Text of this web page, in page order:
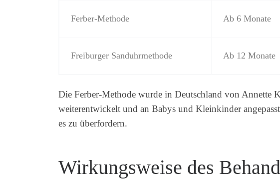
Ferber-Methode Ab 6 Monate
Freiburger Sanduhrmethode Ab 12 Monate
Die Ferber-Methode wurde in Deutschland von Annette
weiterentwickelt und an Babys und Kleinkinder
es zu überfordern.
Wirkungsweise des